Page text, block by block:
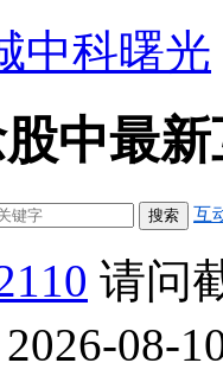
中科曙光
中最新
互
请问
08-